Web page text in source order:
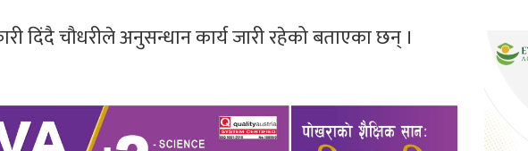
दिंदै चौधरीले अनुसन्धान कार्य जारी रहेको बताएका छन् ।